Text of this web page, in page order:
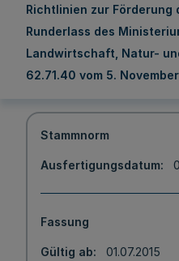
Richtlinien zur Förderung
Runderlass des
Landwirtschaft, Natur-
62.71.40 vom 5.
Stammnorm
Ausfertigungsdatum
Fassung
Gültig ab 01.07.2015